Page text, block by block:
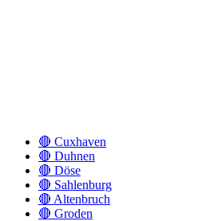
🔴 Cuxhaven
🔴 Duhnen
🔴 Döse
🔴 Sahlenburg
🔴 Altenbruch
🔴 Groden